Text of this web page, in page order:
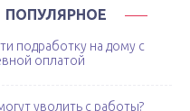
ПОПУЛЯРНОЕ
подработку на дому с
оплатой
уволить с работы?